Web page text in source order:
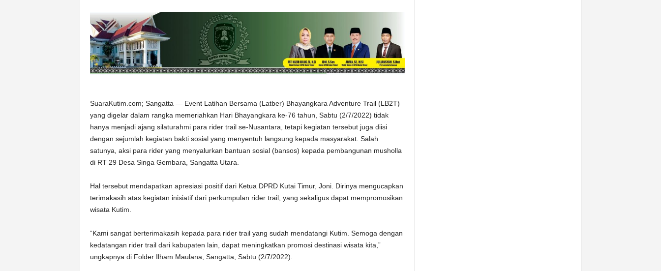
SuaraKutim.com; Sangatta — Event Latihan Bersama (Latber) Bhayangkara Adventure Trail (LB2T)
yang digelar dalam rangka memeriahkan Hari Bhayangkara ke-76 tahun, Sabtu (2/7/2022) tidak
hanya menjadi ajang silaturahmi para rider trail se-Nusantara, tetapi kegiatan tersebut juga diisi
dengan sejumlah kegiatan bakti sosial yang menyentuh langsung kepada masyarakat. Salah
satunya, aksi para rider yang menyalurkan bantuan sosial (bansos) kepada pembangunan musholla
di RT 29 Desa Singa Gembara, Sangatta Utara.
Hal tersebut mendapatkan apresiasi positif dari Ketua DPRD Kutai Timur, Joni. Dirinya mengucapkan
terimakasih atas kegiatan inisiatif dari perkumpulan rider trail, yang sekaligus dapat mempromosikan
wisata Kutim.
“Kami sangat berterimakasih kepada para rider trail yang sudah mendatangi Kutim. Semoga dengan
kedatangan rider trail dari kabupaten lain, dapat meningkatkan promosi destinasi wisata kita,”
ungkapnya di Folder Ilham Maulana, Sangatta, Sabtu (2/7/2022).